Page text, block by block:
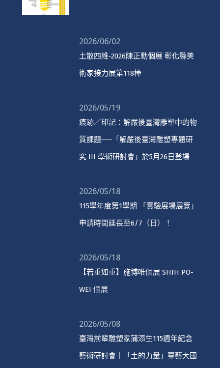
2026/06/02
土散四維-2026陳正勳個展 彰化縣美
術家接力展第118棒
2026/05/19
痕跡／印記：解嚴後臺灣雕塑中的物
質課題──「解嚴後臺灣雕塑專題研
究 III 學術研討會」於5月26日登場
2026/05/18
115學年度第1學期 「實驗展場展覽」
申請時間延長至6/7（日）！
2026/05/18
【若重如重】施博唯個展 SHIH PO-
WEI 個展
2026/05/08
臺灣前輩雕塑家蒲添生115週年紀念
藝術研討會｜「土的力量」臺藝大國